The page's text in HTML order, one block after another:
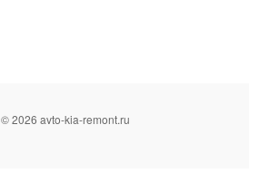
© 2026 avto-kia-remont.ru